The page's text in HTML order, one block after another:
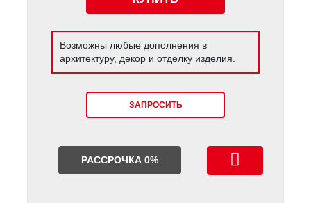
Возможны любые дополнения в
архитектуру, декор и отделку изделия.
ЗАПРОСИТЬ
РАССРОЧКА 0%